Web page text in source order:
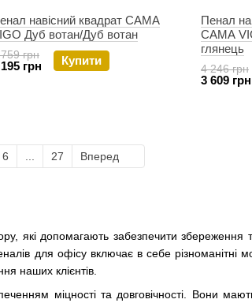
які допомагають забезпечити збереження
для офісу включає в себе різноманітні
наших клієнтів.
міцності та довговічності. Вони мають
навісний квадрат CAMA
Дуб вотан/Дуб вотан
грн
грн Купити
Пенал
CAMA
глянець
4 246 грн
3 609 грн
6 27 Вперед